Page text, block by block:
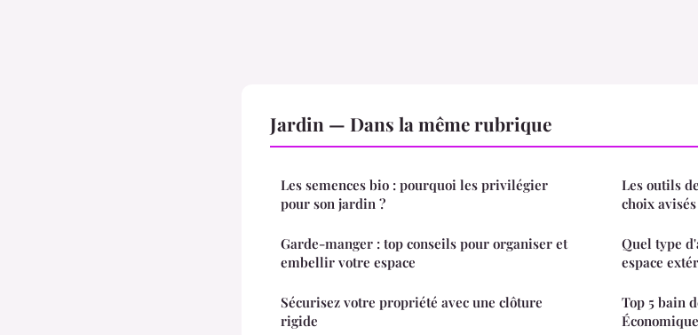
Jardin — Dans la même rubrique
Les semences bio : pourquoi les privilégier
pour son jardin ?
Garde-manger : top conseils pour organiser et
embellir votre espace
Sécurisez votre propriété avec une clôture
rigide
Les outils
choix avisés
Quel type
espace
Top 5 bain
Économique